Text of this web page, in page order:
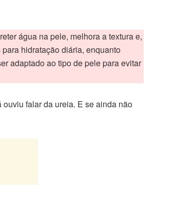
água na pele, melhora a textura e,
hidratação diária, enquanto
adaptado ao tipo de pele para evitar
falar da ureia. E se ainda não